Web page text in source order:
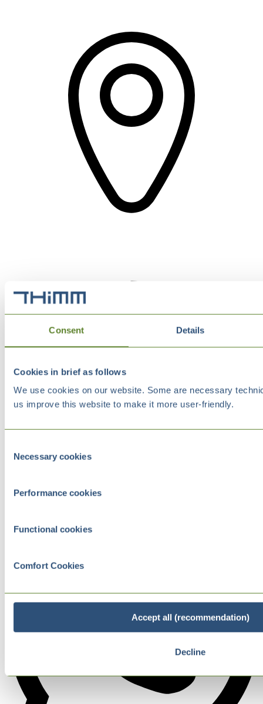
Consent Details
Cookies in brief as follows
We use cookies on our website. Some are necessary
us improve this website to make it more user-friendly.
Selection
Necessary cookies
Performance cookies
Functional cookies
Comfort Cookies
Accept all (recommendation)
Decline